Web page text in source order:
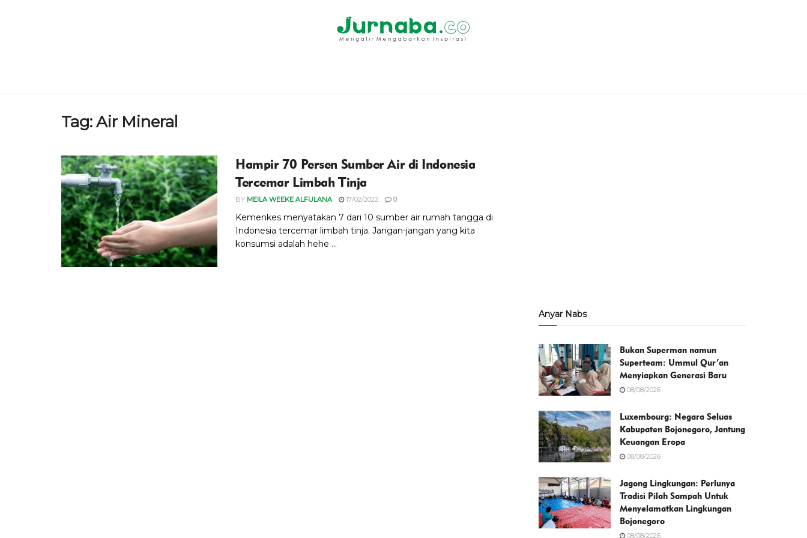
Tag:Air Mineral
Hampir 70 Persen Sumber Air di Indonesia
Tercemar Limbah Tinja
BY MEILA WEEKE ALFULANA 17/02/2022 0
Kemenkes menyatakan 7 dari 10 sumber air rumah tangga di
Indonesia tercemar limbah tinja. Jangan-jangan yang kita
konsumsi adalah hehe ...
Anyar Nabs
Bukan Superman namun
Superteam: Ummul Qur’an
Menyiapkan Generasi Baru
08/08/2026
Luxembourg: Negara Seluas
Kabupaten Bojonegoro, Jantung
Keuangan Eropa
08/08/2026
Jagong Lingkungan: Perlunya
Tradisi Pilah Sampah Untuk
Menyelamatkan Lingkungan
Bojonegoro
08/08/2026